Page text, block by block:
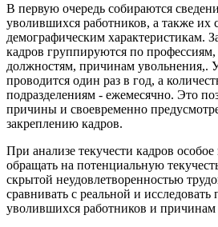
В первую очередь собираются
уволившихся работников, а также их
демографическим характеристикам.
кадров группируются по профессиям,
должностям, причинам увольнения,.
проводится один раз в год, а
подразделениям - ежемесячно. Это
причины и своевременно
закреплению кадров.
При анализе текучести кадров
обращать на потенциальную
скрытой неудовлетворенностью
сравнивать с реальной и исследовать
уволившихся работников и причинам